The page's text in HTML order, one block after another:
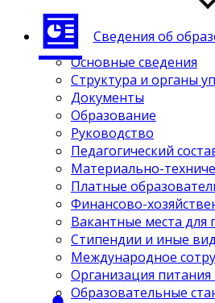
Сведения об
Основные сведения
Структура и органы
Документы
Образование
Руководство
Педагогический
Материально-
Платные
Финансово-
Вакантные места для
Стипендии и иные
Международное
Организация
Образовательные